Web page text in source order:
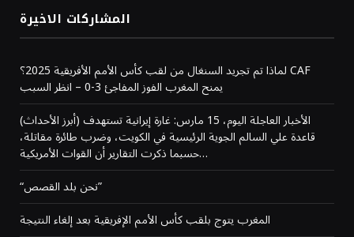
المشاركات الاخيرة
لماذا تم تجريد السنغال من لقب كأس الأمم الأفريقية 2025؟ CAF
يمنح المغرب الفوز المفاجئ 3-0 – انظر السبب
(أبرز الأحداث) الأخبار العاجلة اليوم، 15 مارس: غارة إيرانية تستهدف
قاعدة علي السالم الجوية الرئيسية في الكويت، وضرب طائرة مقاتلة،
حسبما ذكرت التقارير أن القوات الأمريكية…
“نحن بلد القصص”
المغرب يتوج بلقب كأس الأمم الإفريقية بعد إلغاء النتيجة